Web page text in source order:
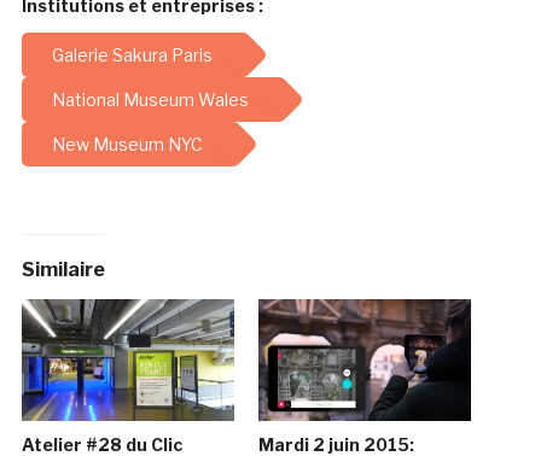
Institutions et entreprises :
Galerie Sakura Paris
National Museum Wales
New Museum NYC
Similaire
Atelier #28 du Clic
Mardi 2 juin 2015: